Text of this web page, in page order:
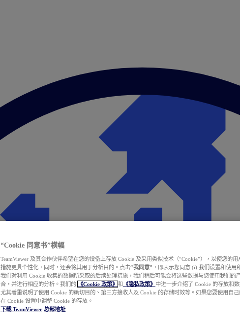
“Cookie 同意书”横幅
TeamViewer 及其合作伙伴希望在您的设备上存放 Cookie 及采用类似技术（“Cookie”），以使您的
措施更具个性化，同时，还会将其用于分析目的。点击“我同意” ，即表示您同意 (i) 我们设置和使用
我们对利用 Cookie 收集的数据所采取的后续处理措施，我们稍后可能会将这些数据与您使用我们的
合，并进行相应的分析。我们的
《Cookie 政策》 和 《隐私政策》 中进一步介绍了 Cookie 的存放和
尤其着重说明了使用 Cookie 的确切目的、第三方接收人及 Cookie 的存储时效等。如果您要使用自
在 Cookie 设置中调整 Cookie 的存放。
下载 TeamViewer 总部地址